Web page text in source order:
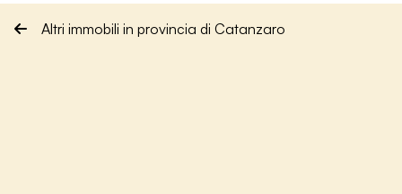
Altri immobili in provincia di Catanzaro